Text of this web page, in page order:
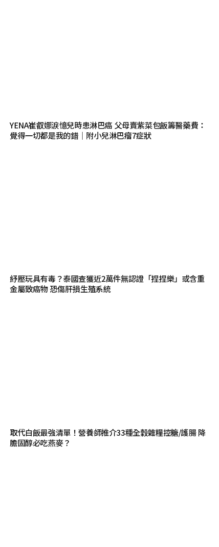
YENA崔叡娜淚憶兒時患淋巴癌 父母賣紫菜包飯籌醫藥費：
覺得一切都是我的錯｜附小兒淋巴瘤7症狀
紓壓玩具有毒？泰國查獲近2萬件無認證「捏捏樂」或含重
金屬致癌物 恐傷肝損生殖系統
取代白飯最強清單！營養師推介33種全穀雜糧控糖/護腸 降
膽固醇必吃燕麥？